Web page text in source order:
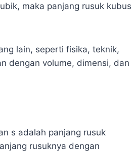
maka panjang rusuk kubus
lain, seperti fisika, teknik,
dengan volume, dimensi, dan
s adalah panjang rusuk
rusuknya dengan